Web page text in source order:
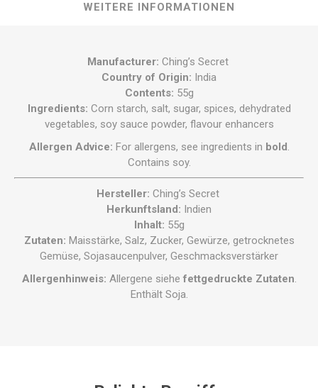
WEITERE INFORMATIONEN
Manufacturer: Ching’s Secret
Country of Origin: India
Contents: 55g
Ingredients: Corn starch, salt, sugar, spices, dehydrated
vegetables, soy sauce powder, flavour enhancers
Allergen Advice: For allergens, see ingredients in bold.
Contains soy.
Hersteller: Ching’s Secret
Herkunftsland: Indien
Inhalt: 55g
Zutaten: Maisstärke, Salz, Zucker, Gewürze, getrocknetes
Gemüse, Sojasaucenpulver, Geschmacksverstärker
Allergenhinweis: Allergene siehe fettgedruckte Zutaten.
Enthält Soja.